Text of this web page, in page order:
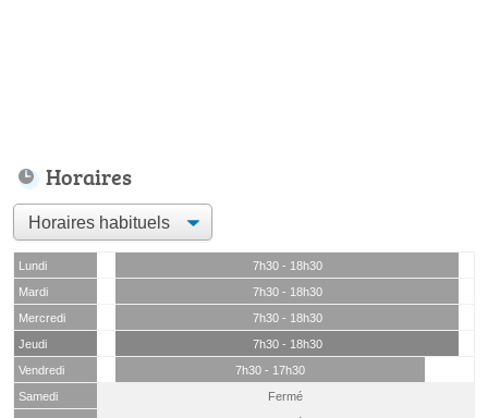
Horaires
Lundi
7h30 - 18h30
Mardi
7h30 - 18h30
Mercredi
7h30 - 18h30
Jeudi
7h30 - 18h30
Vendredi
7h30 - 17h30
Samedi
Fermé